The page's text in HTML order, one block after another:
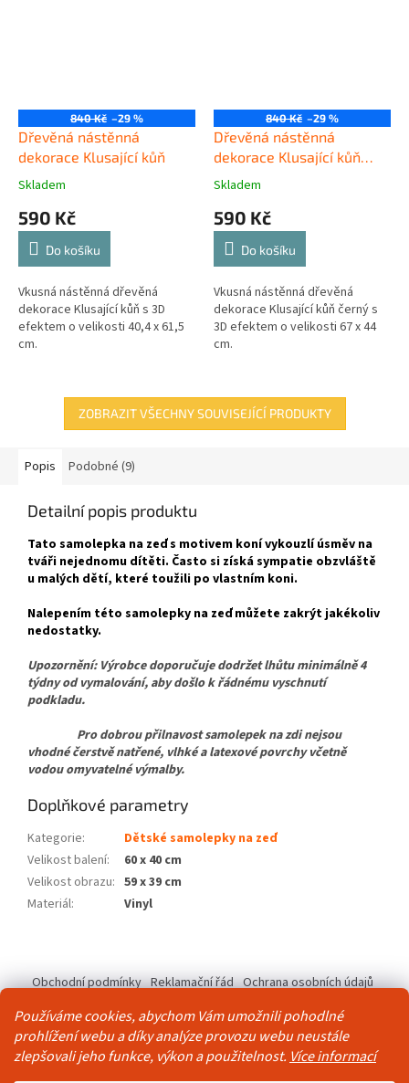
Používáme cookies, abychom Vám umožnili pohodlné
prohlížení webu a díky analýze provozu webu neustále
zlepšovali jeho funkce, výkon a použitelnost. Více informací
840 Kč –29 %
Dřevěná nástěnná
dekorace Klusající kůň
Skladem
590 Kč
Do košíku
Vkusná nástěnná dřevěná
dekorace Klusající kůň s 3D
efektem o velikosti 40,4 x 61,5
cm.
840 Kč –29 %
Dřevěná nástěnná
dekorace Klusající kůň
černý
Skladem
590 Kč
Do košíku
Vkusná nástěnná dřevěná
dekorace Klusající kůň černý s
3D efektem o velikosti 67 x 44
cm.
ZOBRAZIT VŠECHNY SOUVISEJÍCÍ PRODUKTY
Popis Podobné (9)
Detailní popis produktu
Tato samolepka na zeď s motivem koní vykouzlí úsměv na
tváři nejednomu dítěti. Často si získá sympatie obzvláště
u malých dětí, které toužili po vlastním koni.
Nalepením této samolepky na zeď můžete zakrýt jakékoliv
nedostatky.
Upozornění: Výrobce doporučuje dodržet lhůtu minimálně 4
týdny od vymalování, aby došlo k řádnému vyschnutí
podkladu.
Pro dobrou přilnavost samolepek na zdi nejsou
vhodné čerstvě natřené, vlhké a latexové povrchy včetně
vodou omyvatelné výmalby.
Doplňkové parametry
Kategorie:
Dětské samolepky na zeď
Velikost balení:
60 x 40 cm
Velikost obrazu: 59 x 39 cm
Materiál: Vinyl
p
Obchodní podmínky Reklamační řád Ochrana osobních údajů